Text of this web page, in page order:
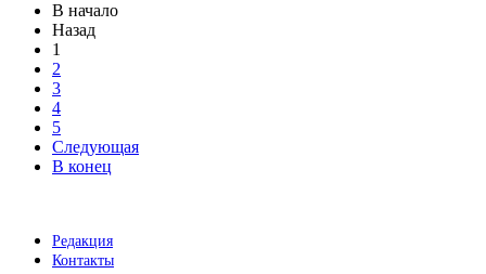
В начало
Назад
1
2
3
4
5
Следующая
В конец
Редакция
Контакты